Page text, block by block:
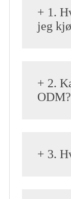
+ 1.
jeg
+ 2.
ODM?
+ 3.